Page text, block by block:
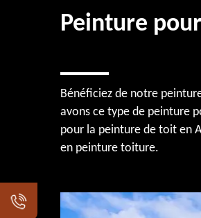
Peinture
Bénéficiez de notre
avons ce type de peinture
pour la peinture de toit en
en peinture toiture.